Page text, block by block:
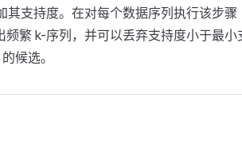
其支持度。在对每个数据序列执行该步骤
频繁 k-序列，并可以丢弃支持度小于最小
候选。